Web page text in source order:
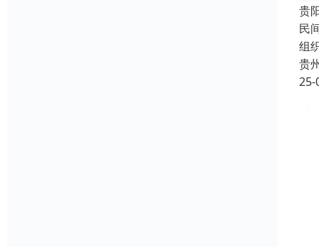
贵
民
组
贵
25-